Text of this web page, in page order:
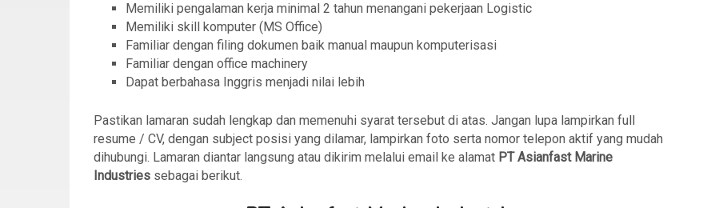
Memiliki pengalaman kerja minimal 2 tahun menangani pekerjaan Logistic
Memiliki skill komputer (MS Office)
Familiar dengan filing dokumen baik manual maupun komputerisasi
Familiar dengan office machinery
Dapat berbahasa Inggris menjadi nilai lebih
Pastikan lamaran sudah lengkap dan memenuhi syarat tersebut di atas. Jangan lupa lampirkan full
resume / CV, dengan subject posisi yang dilamar, lampirkan foto serta nomor telepon aktif yang mudah
dihubungi. Lamaran diantar langsung atau dikirim melalui email ke alamat PT Asianfast Marine
Industries sebagai berikut.